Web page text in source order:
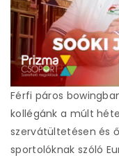
Férfi páros
kollégánk a múlt
szervátültetésen és
sportolóknak szóló